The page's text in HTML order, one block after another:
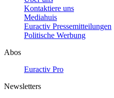
Kontaktiere uns
Mediahuis
Euractiv Pressemitteilungen
Politische Werbung
Abos
Euractiv Pro
Newsletters